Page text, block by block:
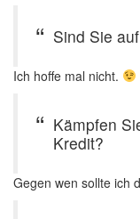
Sind Sie
Ich hoffe mal nicht.
Kämpfen
Kredit?
Gegen wen sollte ich